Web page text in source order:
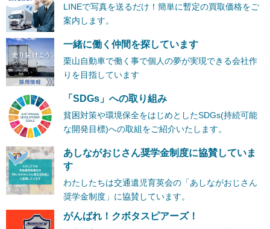
LINEで写真を送るだけ！簡単に暫定の買取価格をご
案内します。
一緒に働く仲間を探しています
栗山自動車で働く事で個人の夢が実現できる会社作
りを目指しています
「SDGs」への取り組み
貧困対策や環境保全をはじめとしたSDGs(持続可能
な開発目標)への取組をご紹介いたします。
あしながおじさん奨学金制度に協賛していま
す
わたしたちは交通遺児育英会の「あしながおじさん
奨学金制度」に協賛しています。
がんばれ！クボタスピアーズ！